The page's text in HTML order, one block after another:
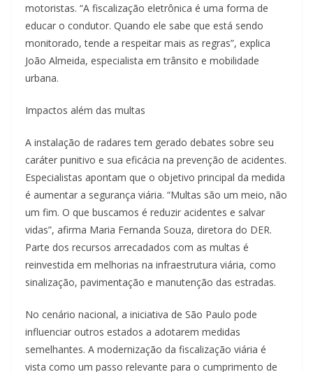
motoristas. “A fiscalização eletrônica é uma forma de
educar o condutor. Quando ele sabe que está sendo
monitorado, tende a respeitar mais as regras”, explica
João Almeida, especialista em trânsito e mobilidade
urbana.
Impactos além das multas
A instalação de radares tem gerado debates sobre seu
caráter punitivo e sua eficácia na prevenção de acidentes.
Especialistas apontam que o objetivo principal da medida
é aumentar a segurança viária. “Multas são um meio, não
um fim. O que buscamos é reduzir acidentes e salvar
vidas”, afirma Maria Fernanda Souza, diretora do DER.
Parte dos recursos arrecadados com as multas é
reinvestida em melhorias na infraestrutura viária, como
sinalização, pavimentação e manutenção das estradas.
No cenário nacional, a iniciativa de São Paulo pode
influenciar outros estados a adotarem medidas
semelhantes. A modernização da fiscalização viária é
vista como um passo relevante para o cumprimento de